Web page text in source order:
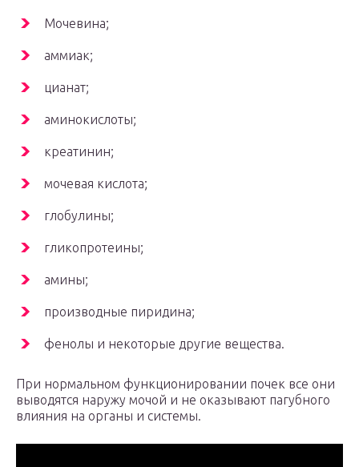
Мочевина;
аммиак;
цианат;
аминокислоты;
креатинин;
мочевая кислота;
глобулины;
гликопротеины;
амины;
производные пиридина;
фенолы и некоторые другие вещества.
При нормальном функционировании почек все они
выводятся наружу мочой и не оказывают пагубного
влияния на органы и системы.